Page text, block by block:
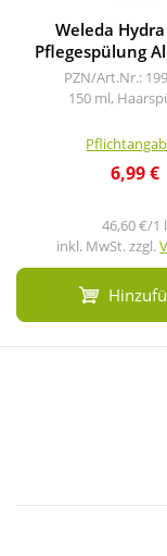
Weleda
Pflegespülung
PZN/Art.Nr.:
150 ml,
6,99 €
46,60 €/1 l
inkl. MwSt. zzgl.